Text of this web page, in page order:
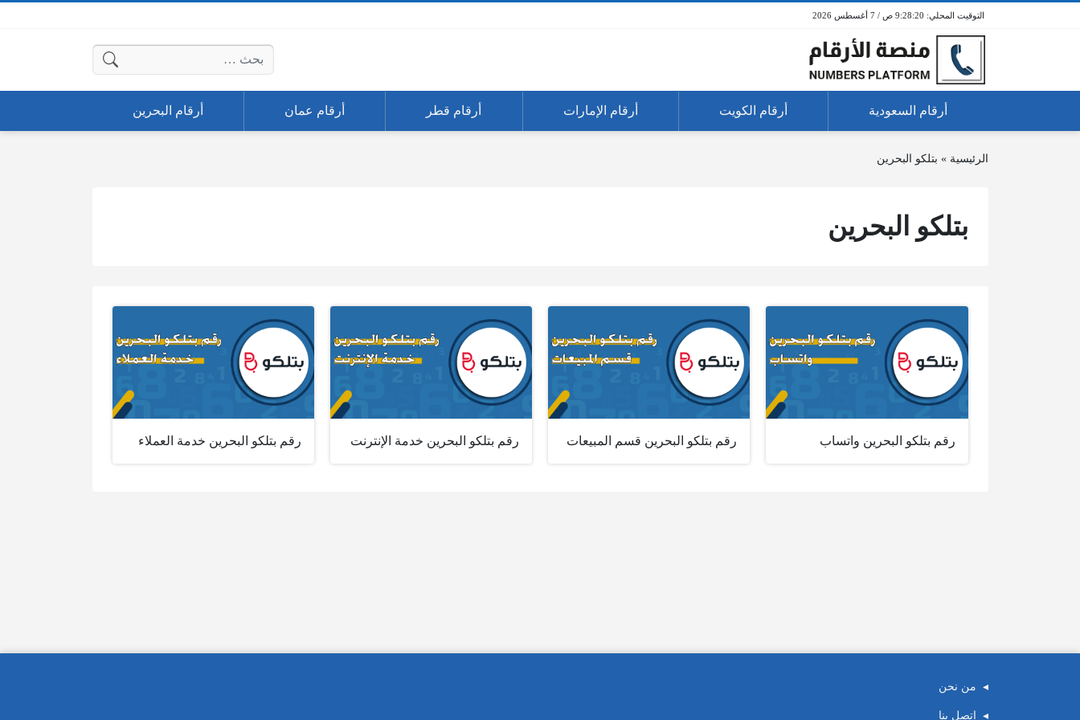
9:28:20 ص / 7 أغسطس 2026
البحث عن:
أرقام السعودية أرقام الكويت أرقام الإمارات أرقام قطر أرقام عمان أرقام البحرين
الرئيسية » بتلكو البحرين
بتلكو البحرين
رقم بتلكو البحرين واتساب رقم بتلكو البحرين قسم المبيعات رقم بتلكو البحرين خدمة الإنترنت رقم بتلكو البحرين خدمة العملاء
من نحن
اتصل بنا